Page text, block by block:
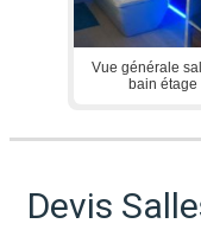
Vue générale
bain étage
Devis